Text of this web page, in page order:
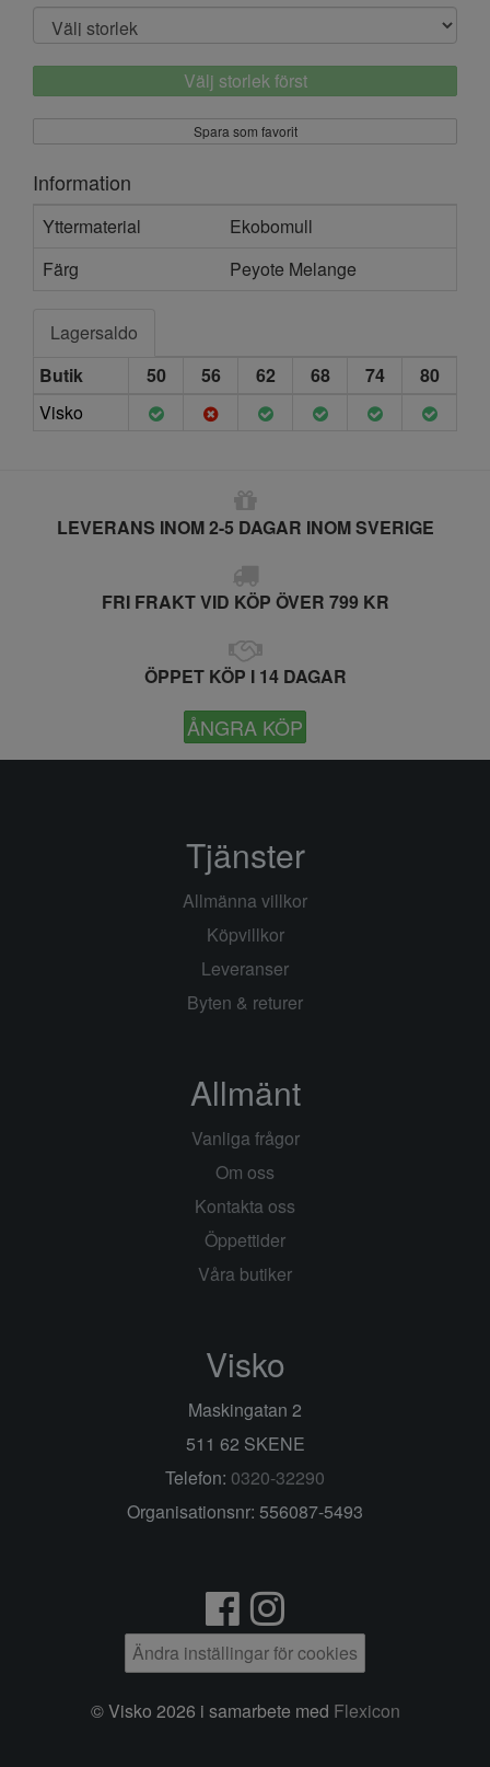
Välj storlek först
Spara som favorit
Information
Yttermaterial
Ekobomull
Färg
Peyote Melange
Lagersaldo
Butik
50 56 62 68 74
80
Visko
LEVERANS INOM 2-5 DAGAR INOM SVERIGE
FRI FRAKT VID KÖP ÖVER 799 KR
ÖPPET KÖP I 14 DAGAR
ÅNGRA KÖP
Tjänster
Allmänna villkor
Köpvillkor
Leveranser
Byten & returer
Allmänt
Vanliga frågor
Om oss
Kontakta oss
Öppettider
Våra butiker
Visko
Maskingatan 2
511 62 SKENE
Telefon: 0320-32290
Organisationsnr: 556087-5493
Ändra inställingar för cookies
© Visko 2026 i samarbete med Flexicon